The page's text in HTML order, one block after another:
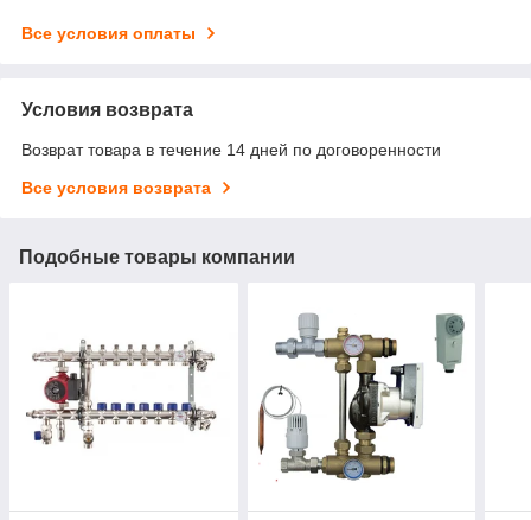
Все условия оплаты
Условия возврата
Возврат товара в течение 14 дней по договоренности
Все условия возврата
Подобные товары компании